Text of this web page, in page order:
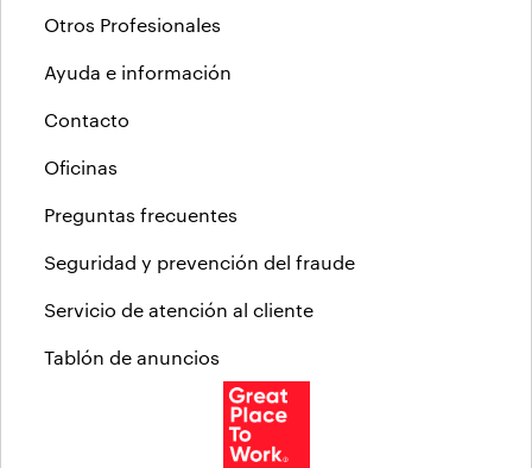
Otros Profesionales
Ayuda e información
Contacto
Oficinas
Preguntas frecuentes
Seguridad y prevención del fraude
Servicio de atención al cliente
Tablón de anuncios